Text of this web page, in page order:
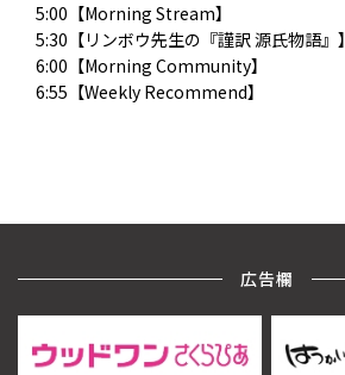
5:00【Morning Stream】
5:30【リンボウ先生の『謹訳 源氏物語』】
6:00【Morning Community】
6:55【Weekly Recommend】
広告欄